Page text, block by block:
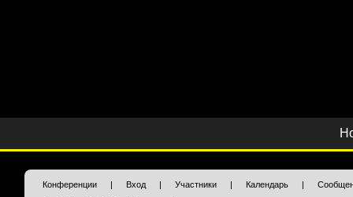
Конференции | Вход | Участники | Календарь |